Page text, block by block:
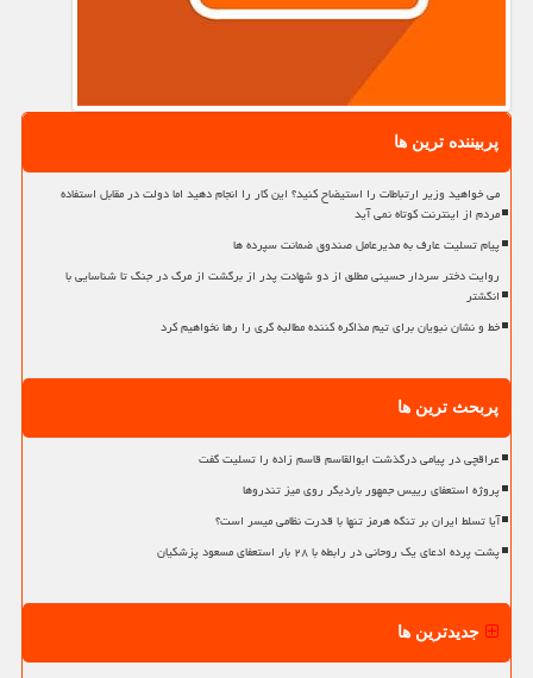
پربیننده ترین ها
می خواهید وزیر ارتباطات را استیضاح کنید؟ این کار را انجام دهید اما دولت در مقابل استفاده
مردم از اینترنت کوتاه نمی آید
پیام تسلیت عارف به مدیرعامل صندوق ضمانت سپرده ها
روایت دختر سردار حسینی مطلق از دو شهادت پدر از برگشت از مرگ در جنگ تا شناسایی با
انگشتر
خط و نشان نبویان برای تیم مذاکره کننده مطالبه گری را رها نخواهیم کرد
پربحث ترین ها
عراقچی در پیامی درگذشت ابوالقاسم قاسم زاده را تسلیت گفت
پروژه استعفای رییس جمهور باردیگر روی میز تندروها
آیا تسلط ایران بر تنگه هرمز تنها با قدرت نظامی میسر است؟
پشت پرده ادعای یک روحانی در رابطه با ۲۸ بار استعفای مسعود پزشکیان
جدیدترین ها